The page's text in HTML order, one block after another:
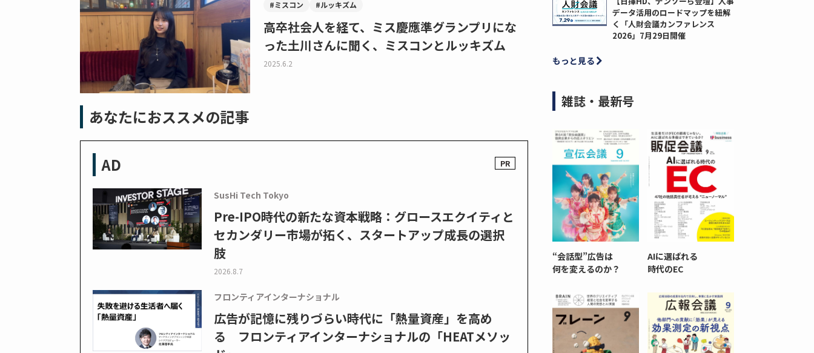
#ミスコン #ルッキズム
高卒社会人を経て、ミス慶應準グランプリにな
った土川さんに聞く、ミスコンとルッキズム
2025.6.2
あなたにおススメの記事
AD
SusHi Tech Tokyo
Pre-IPO時代の新たな資本戦略：グロースエクイティと
セカンダリー市場が拓く、スタートアップ成長の選択
肢
2026.8.7
フロンティアインターナショナル
広告が記憶に残りづらい時代に「熱量資産」を高め
る フロンティアインターナショナルの「HEATメソッ
データ活用のロードマップを紐解
く「人財会議カンファレンス
2026」7月29日開催
もっと見る
雑誌・最新号
“会話型”広告は
何を変えるのか？
AIに選ばれる
時代のEC